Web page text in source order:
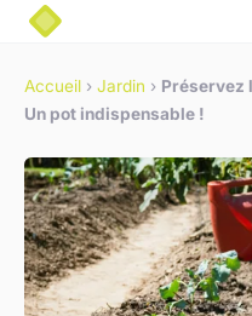
Accueil › Jardin › Préservez
Un pot indispensable !